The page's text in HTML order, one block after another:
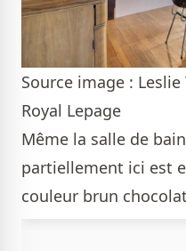
Source image :
Royal Lepage
Même la salle de
partiellement ici est
couleur brun